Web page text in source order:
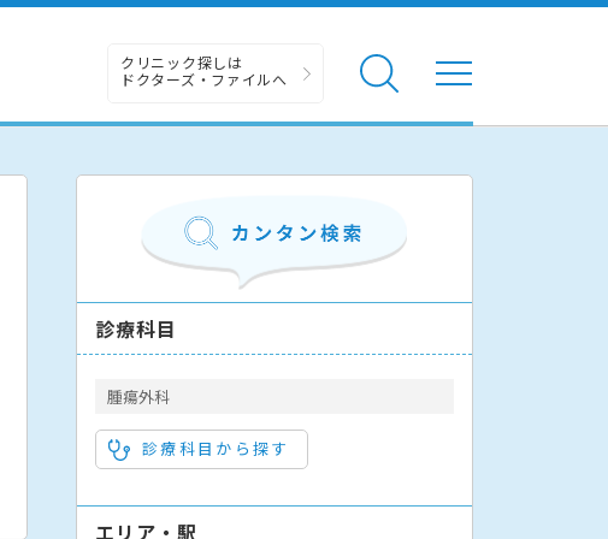
クリニック探しは
ドクターズ・ファイルへ
診療科目
腫瘍外科
診療科目から探す
エリア・駅